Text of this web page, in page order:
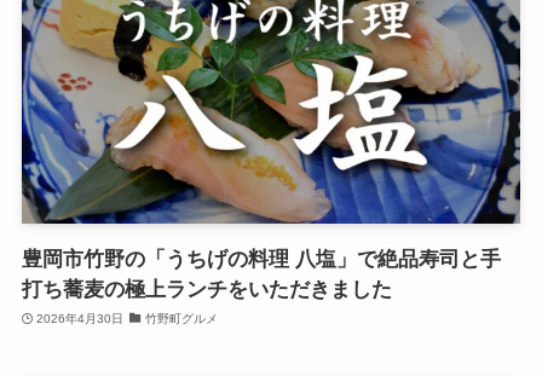
豊岡市竹野の「うちげの料理 八塩」で絶品寿司と手
打ち蕎麦の極上ランチをいただきました
2026年4月30日 竹野町グルメ